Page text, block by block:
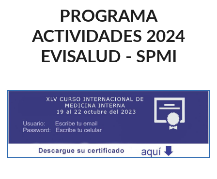
PROGRAMA
ACTIVIDADES 2024
EVISALUD - SPMI